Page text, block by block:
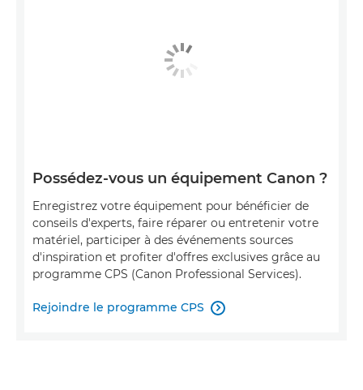
Possédez-vous un équipement Canon ?
Enregistrez votre équipement pour bénéficier de
conseils d'experts, faire réparer ou entretenir votre
matériel, participer à des événements sources
d'inspiration et profiter d'offres exclusives grâce au
programme CPS (Canon Professional Services).
Rejoindre le programme CPS 